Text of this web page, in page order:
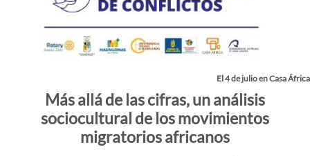
El 4 de julio en Casa África
Más allá de las cifras, un análisis
sociocultural de los movimientos
migratorios africanos